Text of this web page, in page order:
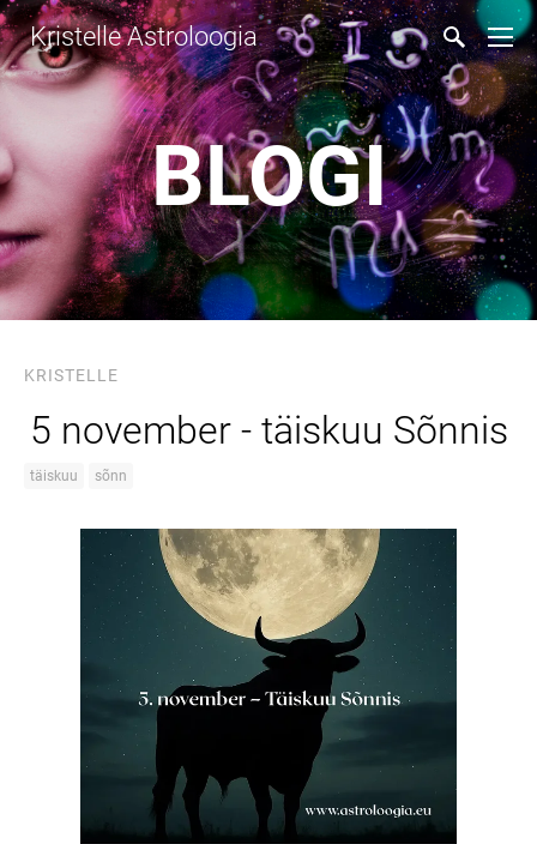
Kristelle Astroloogia
BLOGI
KRISTELLE
5 november - täiskuu Sõnnis
täiskuu sõnn